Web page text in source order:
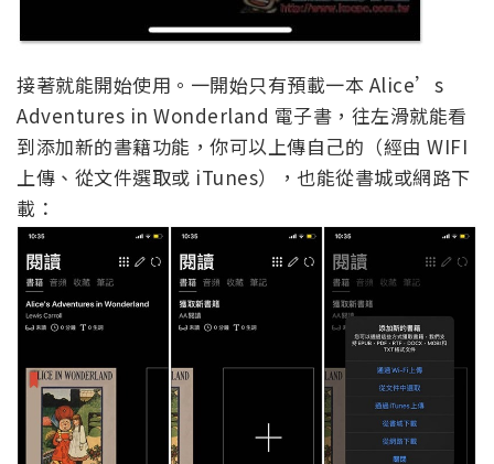
接著就能開始使用。一開始只有預載一本 Alice’s
Adventures in Wonderland 電子書，往左滑就能看
到添加新的書籍功能，你可以上傳自己的（經由 WIFI
上傳、從文件選取或 iTunes），也能從書城或網路下
載：